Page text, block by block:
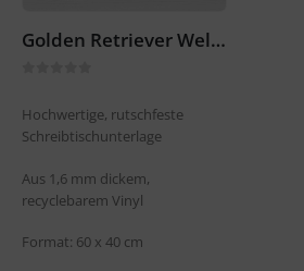
Golden Retriever Welpen – Schreibtischunterlage 60 x 40 cm
Hochwertige, rutschfeste
Schreibtischunterlage
Aus 1,6 mm dickem,
recyclebarem Vinyl
Format: 60 x 40 cm